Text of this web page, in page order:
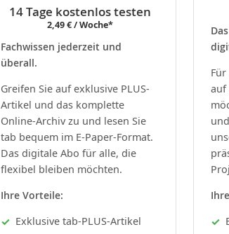
14 Tage kostenlos testen
2,49 € / Woche*
Fachwissen jederzeit und
überall.
Greifen Sie auf exklusive PLUS-
Artikel und das komplette
Online-Archiv zu und lesen Sie
tab bequem im E-Paper-Format.
Das digitale Abo für alle, die
flexibel bleiben möchten.
Ihre Vorteile:
Exklusive tab-PLUS-Artikel
auf